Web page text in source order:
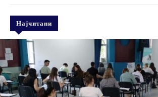
Најчитани